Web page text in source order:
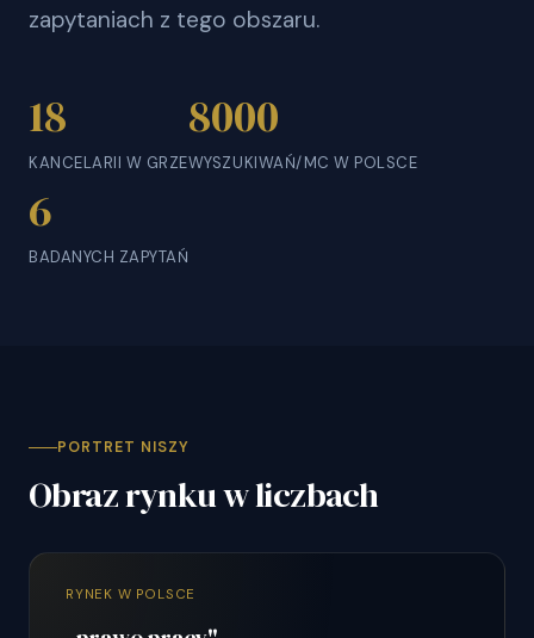
zapytaniach z tego obszaru.
18
KANCELARII W GRZE
8000
WYSZUKIWAŃ/MC W POLSCE
6
BADANYCH ZAPYTAŃ
PORTRET NISZY
Obraz rynku w liczbach
RYNEK W POLSCE